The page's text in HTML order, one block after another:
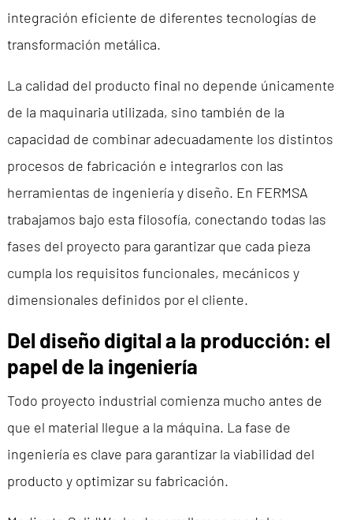
integración eficiente de diferentes tecnologías de
transformación metálica.
La calidad del producto final no depende únicamente
de la maquinaria utilizada, sino también de la
capacidad de combinar adecuadamente los distintos
procesos de fabricación e integrarlos con las
herramientas de ingeniería y diseño. En FERMSA
trabajamos bajo esta filosofía, conectando todas las
fases del proyecto para garantizar que cada pieza
cumpla los requisitos funcionales, mecánicos y
dimensionales definidos por el cliente.
Del diseño digital a la producción: el
papel de la ingeniería
Todo proyecto industrial comienza mucho antes de
que el material llegue a la máquina. La fase de
ingeniería es clave para garantizar la viabilidad del
producto y optimizar su fabricación.